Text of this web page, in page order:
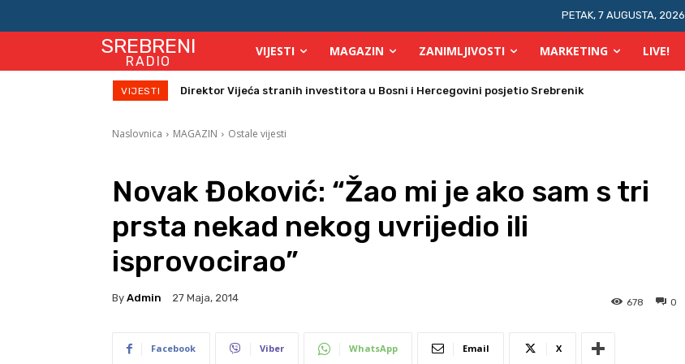
PETAK, 7 AUGUSTA, 2026
SREBRENI
RADIO
VIJESTI MAGAZIN ZANIMLJIVOSTI MARKETING LIVE!
VIJESTI Direktor Vijeća stranih investitora u Bosni i Hercegovini posjetio Srebrenik
Zbog velikih vrućina povećan broj požara u TK
Naslovnica MAGAZIN Ostale vijesti
Novak Đoković: “Žao mi je ako sam s tri
prsta nekad nekog uvrijedio ili
isprovocirao”
By Admin 27 Maja, 2014 0
678
Facebook Viber WhatsApp Email X